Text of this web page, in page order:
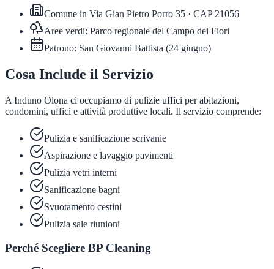
Comune in Via Gian Pietro Porro 35 · CAP 21056
Aree verdi: Parco regionale del Campo dei Fiori
Patrono: San Giovanni Battista (24 giugno)
Cosa Include il Servizio
A Induno Olona ci occupiamo di pulizie uffici per abitazioni,
condomini, uffici e attività produttive locali. Il servizio comprende:
Pulizia e sanificazione scrivanie
Aspirazione e lavaggio pavimenti
Pulizia vetri interni
Sanificazione bagni
Svuotamento cestini
Pulizia sale riunioni
Perché Scegliere BP Cleaning